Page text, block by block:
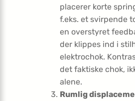
placerer korte
f.eks. et svirpende
en overstyret
der klippes ind i
elektrochok.
det faktiske chok,
alene.
Rumlig